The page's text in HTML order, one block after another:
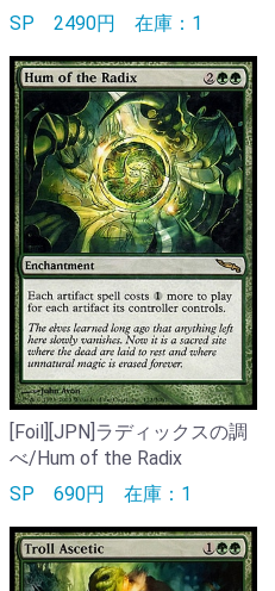
SP 2490円 在庫：1
[Foil][JPN]ラディックスの調
べ/Hum of the Radix
SP 690円 在庫：1